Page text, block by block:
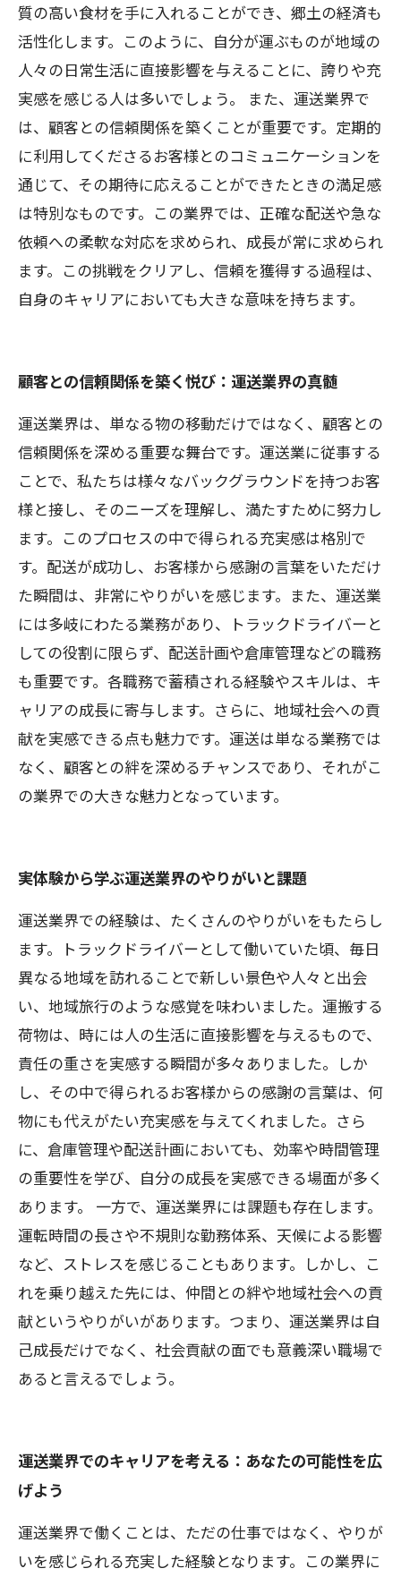
質の高い食材を手に入れることができ、郷土の経済も
活性化します。このように、自分が運ぶものが地域の
人々の日常生活に直接影響を与えることに、誇りや充
実感を感じる人は多いでしょう。 また、運送業界で
は、顧客との信頼関係を築くことが重要です。定期的
に利用してくださるお客様とのコミュニケーションを
通じて、その期待に応えることができたときの満足感
は特別なものです。この業界では、正確な配送や急な
依頼への柔軟な対応を求められ、成長が常に求められ
ます。この挑戦をクリアし、信頼を獲得する過程は、
自身のキャリアにおいても大きな意味を持ちます。
顧客との信頼関係を築く悦び：運送業界の真髄
運送業界は、単なる物の移動だけではなく、顧客との
信頼関係を深める重要な舞台です。運送業に従事する
ことで、私たちは様々なバックグラウンドを持つお客
様と接し、そのニーズを理解し、満たすために努力し
ます。このプロセスの中で得られる充実感は格別で
す。配送が成功し、お客様から感謝の言葉をいただけ
た瞬間は、非常にやりがいを感じます。また、運送業
には多岐にわたる業務があり、トラックドライバーと
しての役割に限らず、配送計画や倉庫管理などの職務
も重要です。各職務で蓄積される経験やスキルは、キ
ャリアの成長に寄与します。さらに、地域社会への貢
献を実感できる点も魅力です。運送は単なる業務では
なく、顧客との絆を深めるチャンスであり、それがこ
の業界での大きな魅力となっています。
実体験から学ぶ運送業界のやりがいと課題
運送業界での経験は、たくさんのやりがいをもたらし
ます。トラックドライバーとして働いていた頃、毎日
異なる地域を訪れることで新しい景色や人々と出会
い、地域旅行のような感覚を味わいました。運搬する
荷物は、時には人の生活に直接影響を与えるもので、
責任の重さを実感する瞬間が多々ありました。しか
し、その中で得られるお客様からの感謝の言葉は、何
物にも代えがたい充実感を与えてくれました。さら
に、倉庫管理や配送計画においても、効率や時間管理
の重要性を学び、自分の成長を実感できる場面が多く
あります。 一方で、運送業界には課題も存在します。
運転時間の長さや不規則な勤務体系、天候による影響
など、ストレスを感じることもあります。しかし、こ
れを乗り越えた先には、仲間との絆や地域社会への貢
献というやりがいがあります。つまり、運送業界は自
己成長だけでなく、社会貢献の面でも意義深い職場で
あると言えるでしょう。
運送業界でのキャリアを考える：あなたの可能性を広
げよう
運送業界で働くことは、ただの仕事ではなく、やりが
いを感じられる充実した経験となります。この業界に